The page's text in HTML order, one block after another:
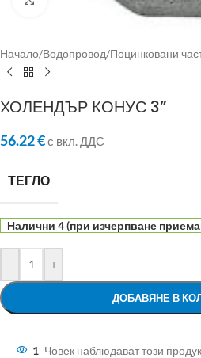
Начало/Водопровод/Поцинковани
ХОЛЕНДЪР КОНУС 3”
56.22€с вкл. ДДС
ТЕГЛО
Налични 4 (при изчерпване
- +
ДОБАВЯНЕ В
1 Човек наблюдават този